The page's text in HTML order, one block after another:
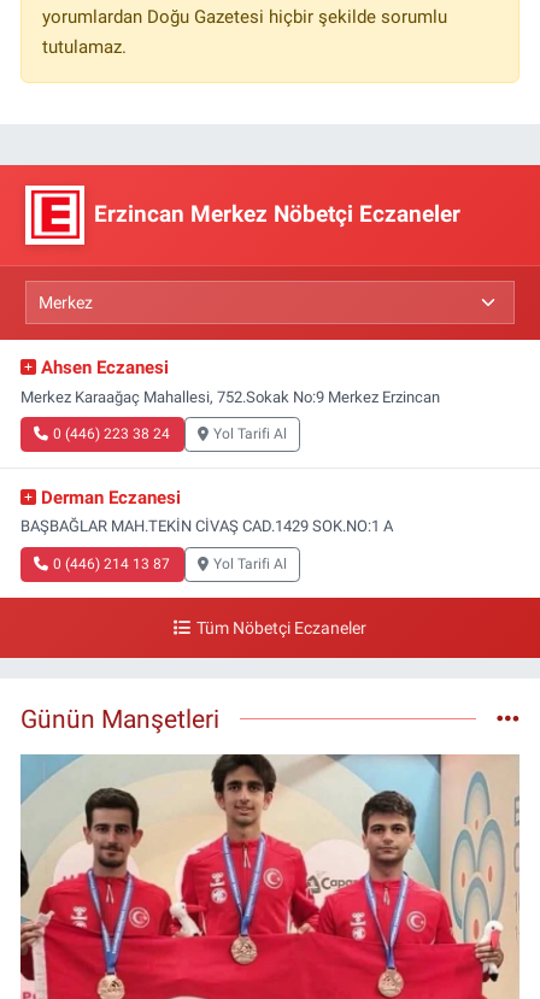
yorumlardan Doğu Gazetesi hiçbir şekilde sorumlu
tutulamaz.
Erzincan Merkez Nöbetçi Eczaneler
Ahsen Eczanesi
Merkez Karaağaç Mahallesi, 752.Sokak No:9 Merkez Erzincan
0 (446) 223 38 24 Yol Tarifi Al
Derman Eczanesi
BAŞBAĞLAR MAH.TEKİN CİVAŞ CAD.1429 SOK.NO:1 A
0 (446) 214 13 87 Yol Tarifi Al
Tüm Nöbetçi Eczaneler
Günün Manşetleri